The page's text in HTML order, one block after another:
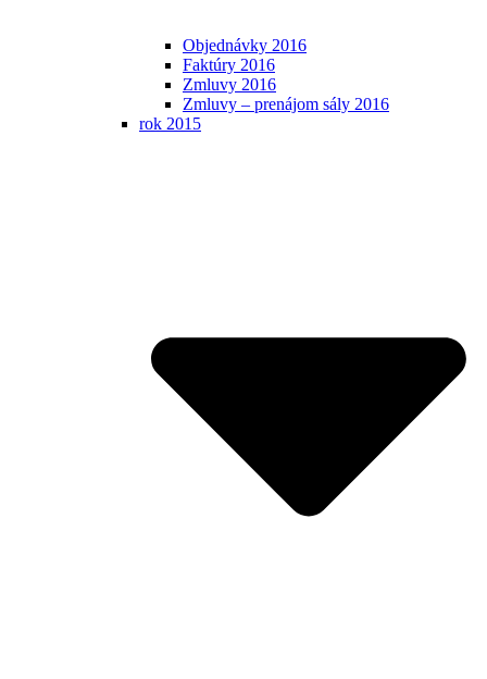
Objednávky 2016
Faktúry 2016
Zmluvy 2016
Zmluvy – prenájom sály 2016
rok 2015